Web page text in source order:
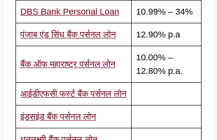
DBS Bank Personal Loan 10.99% – 34%
पंजाब एंड सिंध बैंक पर्सनल लोन 12.90% p.a
बैंक ऑफ महाराष्ट्र पर्सनल लोन
10.00% –
12.80% p.a.
आईडीएफसी फर्स्ट बैंक पर्सनल लोन
इंडसइंड बैंक पर्सनल लोन